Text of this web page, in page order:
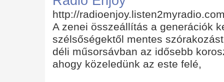
http://
A zenei összeállítás a generációk
szélsőségektől mentes
déli műsorsávban az idősebb
ahogy közeledünk az este felé,